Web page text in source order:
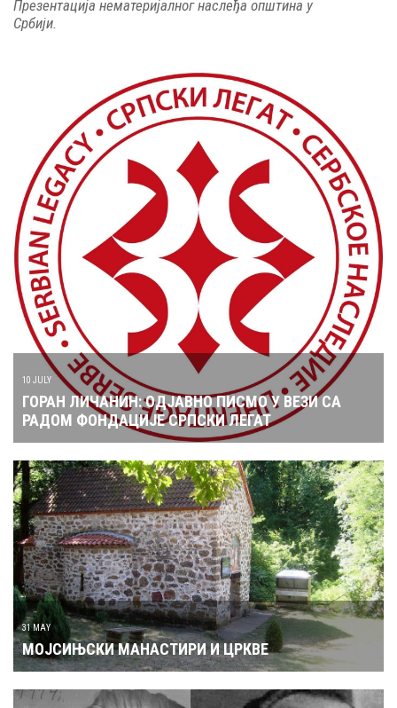
Презентација нематеријалног наслеђа општина у
Србији.
10 JULY
ГОРАН ЛИЧАНИН: ОДЈАВНО ПИСМО У ВЕЗИ СА
РАДОМ ФОНДАЦИЈЕ СРПСКИ ЛЕГАТ
31 MAY
МОЈСИЊСКИ МАНАСТИРИ И ЦРКВЕ